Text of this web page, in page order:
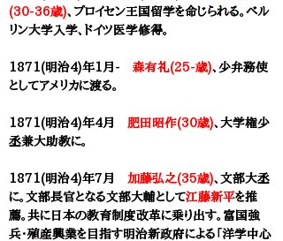
(30-36歳)、プロイセン王国留学を命じられる。ベル
リン大学入学、 ドイツ医学修得。
1871(明治4)年1月- 森有礼(25-歳)、少弁務使
としてアメリカに渡る。
1871(明治4)年4月 肥田昭作(30歳)、 大学権少
丞兼大助教に。
1871(明治4)年7月 加藤弘之(35歳)、文部大丞
に。 文部長官となる文部大輔として江藤新平を推
薦。共に日本の教育制度改革に乗り出す。富国強
兵・殖産興業を目指す明治新政府による「 洋学中心